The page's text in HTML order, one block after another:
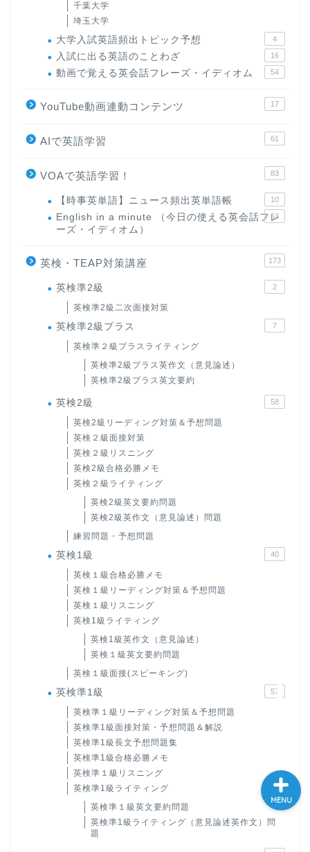
千葉大学
埼玉大学
大学入試英語頻出トピック予想 4
入試に出る英語のことわざ 16
動画で覚える英会話フレーズ・イディオム 54
YouTube動画連動コンテンツ 17
AIで英語学習 61
VOAで英語学習！ 83
【時事英単語】ニュース頻出英単語帳 10
English in a minute （今日の使える英会話フレ
ーズ・イディオム）
63
英検・TEAP対策講座 173
英検準2級 2
英検準2級二次面接対策
英検準2級プラス 7
英検準２級プラスライティング
英検準2級プラス英作文（意見論述）
英検準2級プラス英文要約
英検2級 58
英検2級リーディング対策＆予想問題
英検２級面接対策
英検２級リスニング
英検2級合格必勝メモ
英検２級ライティング
英検2級英文要約問題
英検2級英作文（意見論述）問題
練習問題・予想問題
英検1級 40
英検１級合格必勝メモ
英検１級リーディング対策＆予想問題
英検１級リスニング
英検1級ライティング
英検1級英作文（意見論述）
英検１級英文要約問題
英検１級面接(スピーキング)
英検準1級 57
英検準１級リーディング対策＆予想問題
英検準1級面接対策・予想問題＆解説
英検準1級長文予想問題集
英検準1級合格必勝メモ
英検準１級リスニング
英検準1級ライティング
英検準１級英文要約問題
英検準1級ライティング（意見論述英作文）問
題
MENU
ホーム
原田高志の”ほぼ日刊”英語
学習＆大学入試英語コラム
“シン”・英会話スピード表
英語名言・格言・カッコい
い英語＆素敵な英文フレー
CONTACT